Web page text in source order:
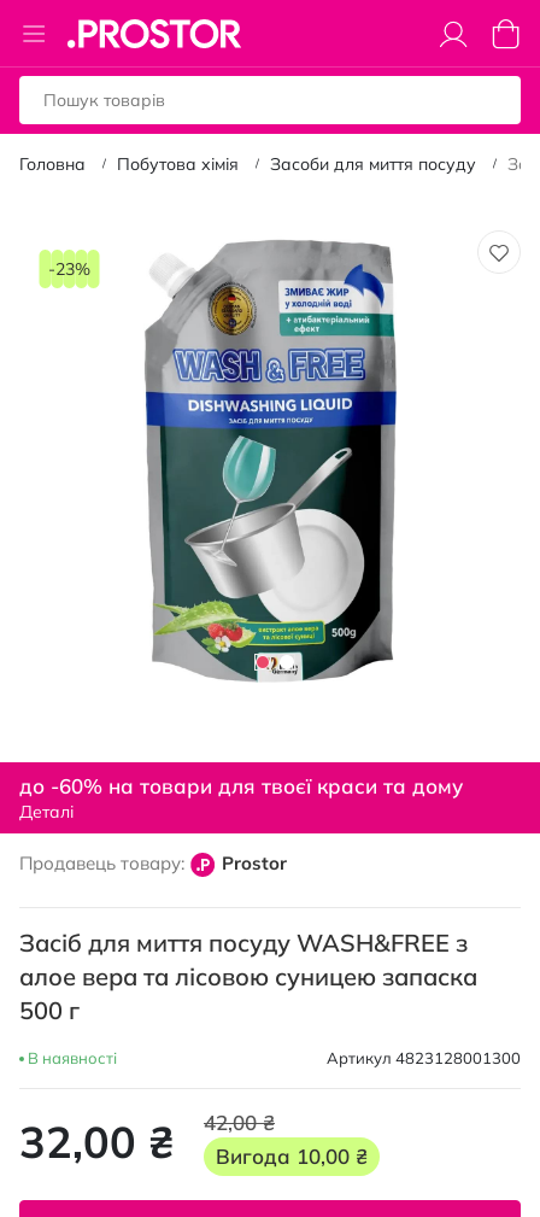
Toggle
Nav
Кошик
Головна Побутова хімія Засоби для миття посуду
кінця
-23%
початку
галереї
до -60% на товари для твоєї краси та дому
Деталі
Продавець товару: Prostor
Засіб для миття посуду WASH&FREE з
алое вера та лісовою суницею запаска
500 г
В наявності Артикул 4823128001300
32,00 ₴
42,00 ₴
Вигода 10,00 ₴